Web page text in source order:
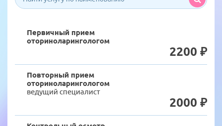
Первичный прием
оториноларингологом
2200 ₽
Повторный прием
оториноларингологом
ведущий специалист
2000 ₽